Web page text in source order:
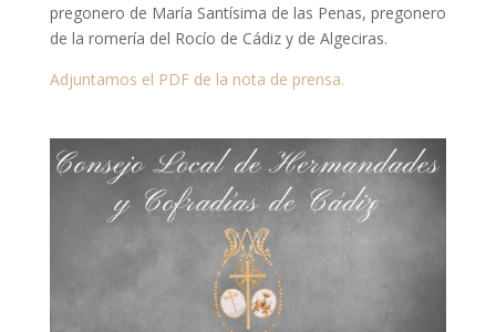
pregonero de María Santísima de las Penas, pregonero
de la romería del Rocío de Cádiz y de Algeciras.
Adjuntamos el PDF de la nota de prensa.